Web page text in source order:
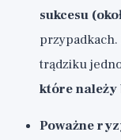
sukcesu
trądziku
które należy
Poważne